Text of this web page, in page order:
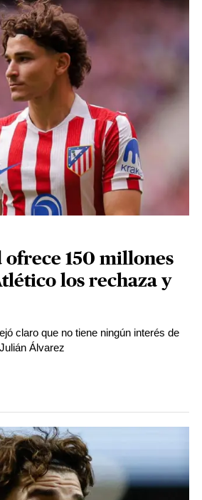
ofrece 150 millones
los rechaza y
claro que no tiene ningún interés de
Álvarez